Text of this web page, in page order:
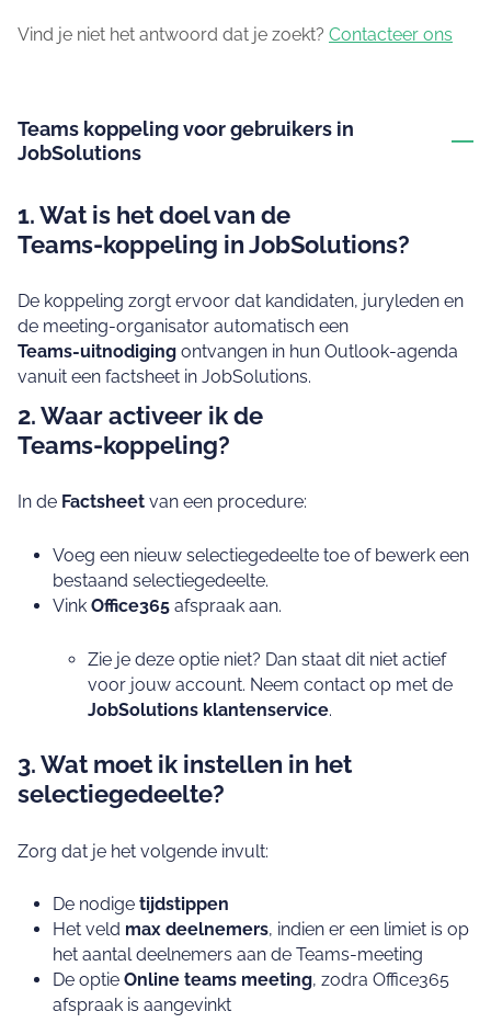
Vind je niet het antwoord dat je zoekt? Contacteer ons
Teams koppeling voor gebruikers in
JobSolutions
1. Wat is het doel van de
Teams‑koppeling in JobSolutions?
De koppeling zorgt ervoor dat kandidaten, juryleden en
de meeting‑organisator automatisch een
Teams‑uitnodiging ontvangen in hun Outlook‑agenda
vanuit een factsheet in JobSolutions.
2. Waar activeer ik de
Teams‑koppeling?
In de Factsheet van een procedure:
Voeg een nieuw selectiegedeelte toe of bewerk een
bestaand selectiegedeelte.
Vink Office365 afspraak aan.
Zie je deze optie niet? Dan staat dit niet actief
voor jouw account. Neem contact op met de
JobSolutions klantenservice.
3. Wat moet ik instellen in het
selectiegedeelte?
Zorg dat je het volgende invult:
De nodige tijdstippen
Het veld max deelnemers, indien er een limiet is op
het aantal deelnemers aan de Teams‑meeting
De optie Online teams meeting, zodra Office365
afspraak is aangevinkt